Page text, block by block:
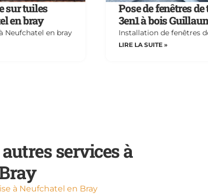
sur tuiles
en bray
Neufchatel en bray
Pose de fenêtres
3en1 à bois
Installation de fenêtres
LIRE LA SUITE »
services à
à Neufchatel en Bray